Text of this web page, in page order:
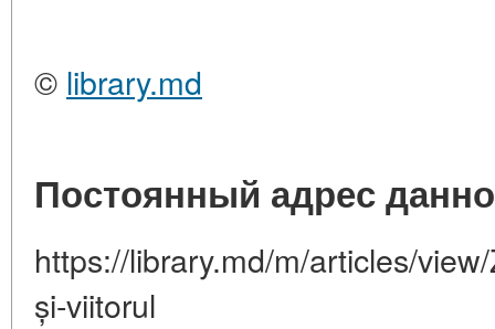
© library.md
Постоянный адрес
https://library.md/m/articles/
și-viitorul